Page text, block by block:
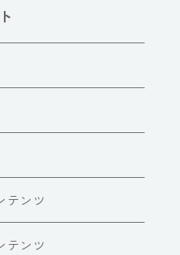
テンツ
テンツ